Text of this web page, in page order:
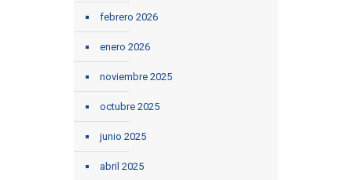
febrero 2026
enero 2026
noviembre 2025
octubre 2025
junio 2025
abril 2025